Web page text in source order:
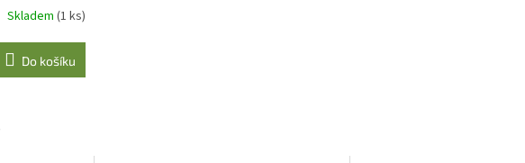
Skladem (1 ks)
Do košíku